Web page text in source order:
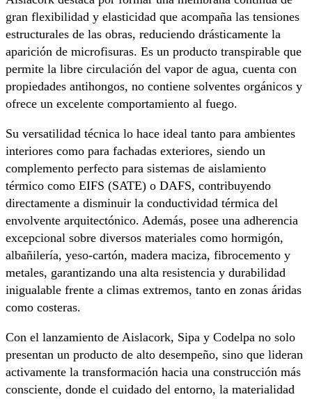
gran flexibilidad y elasticidad que acompaña las tensiones
estructurales de las obras, reduciendo drásticamente la
aparición de microfisuras. Es un producto transpirable que
permite la libre circulación del vapor de agua, cuenta con
propiedades antihongos, no contiene solventes orgánicos y
ofrece un excelente comportamiento al fuego.
Su versatilidad técnica lo hace ideal tanto para ambientes
interiores como para fachadas exteriores, siendo un
complemento perfecto para sistemas de aislamiento
térmico como EIFS (SATE) o DAFS, contribuyendo
directamente a disminuir la conductividad térmica del
envolvente arquitectónico. Además, posee una adherencia
excepcional sobre diversos materiales como hormigón,
albañilería, yeso-cartón, madera maciza, fibrocemento y
metales, garantizando una alta resistencia y durabilidad
inigualable frente a climas extremos, tanto en zonas áridas
como costeras.
Con el lanzamiento de Aislacork, Sipa y Codelpa no solo
presentan un producto de alto desempeño, sino que lideran
activamente la transformación hacia una construcción más
consciente, donde el cuidado del entorno, la materialidad